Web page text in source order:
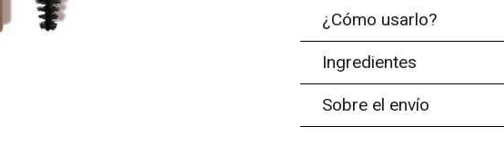
¿Cómo usarlo?
Ingredientes
Sobre el envío